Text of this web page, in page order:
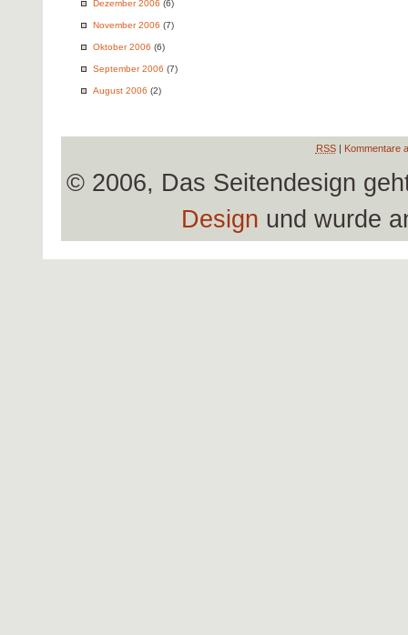
Dezember 2006 (6)
November 2006 (7)
Oktober 2006 (6)
September 2006 (7)
August 2006 (2)
RSS| Kommentare
© 2006, Das Seitendesign
Design und wurde